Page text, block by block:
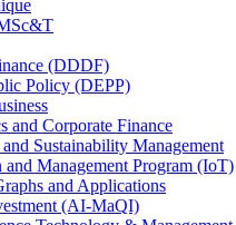
(DDDF)
Policy (DEPP)
Corporate Finance
Sustainability Management
Management Program (IoT)
and Applications
(AI-MaQI)